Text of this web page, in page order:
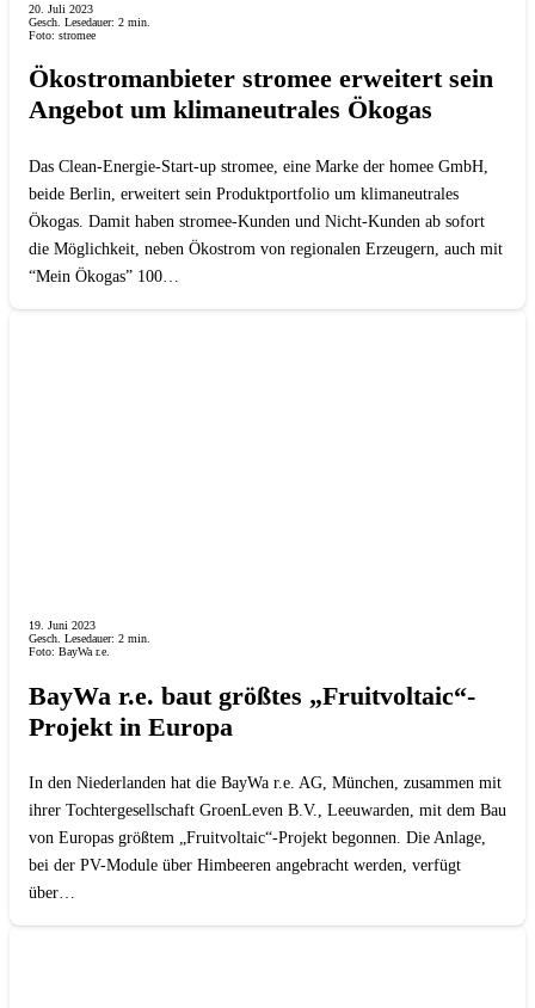
20. Juli 2023
Gesch. Lesedauer: 2 min.
Foto: stromee
Ökostromanbieter stromee erweitert sein
Angebot um klimaneutrales Ökogas
Das Clean-Energie-Start-up stromee, eine Marke der homee GmbH,
beide Berlin, erweitert sein Produktportfolio um klimaneutrales
Ökogas. Damit haben stromee-Kunden und Nicht-Kunden ab sofort
die Möglichkeit, neben Ökostrom von regionalen Erzeugern, auch mit
“Mein Ökogas” 100…
19. Juni 2023
Gesch. Lesedauer: 2 min.
Foto: BayWa r.e.
BayWa r.e. baut größtes „Fruitvoltaic“-
Projekt in Europa
In den Niederlanden hat die BayWa r.e. AG, München, zusammen mit
ihrer Tochtergesellschaft GroenLeven B.V., Leeuwarden, mit dem Bau
von Europas größtem „Fruitvoltaic“-Projekt begonnen. Die Anlage,
bei der PV-Module über Himbeeren angebracht werden, verfügt
über…